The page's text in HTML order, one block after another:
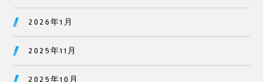
2026年1月
2025年11月
2025年10月